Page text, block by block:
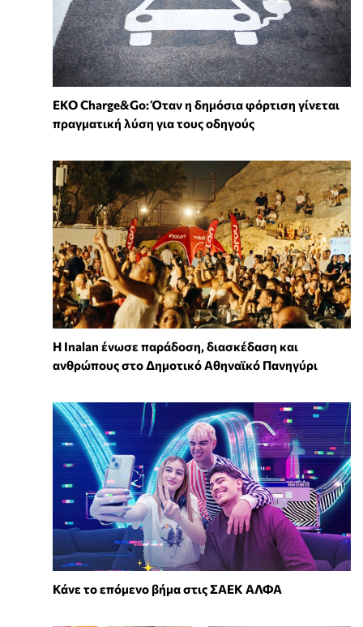
EKO Charge&Go: Όταν η δημόσια φόρτιση γίνεται
πραγματική λύση για τους οδηγούς
Η Inalan ένωσε παράδοση, διασκέδαση και
ανθρώπους στο Δημοτικό Αθηναϊκό Πανηγύρι
Κάνε το επόμενο βήμα στις ΣΑΕΚ ΑΛΦΑ